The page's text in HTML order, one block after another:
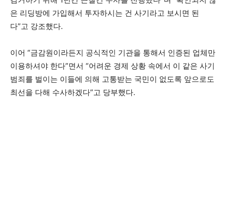
은 리딩방에 가입해서 투자하시는 건 사기라고 보시면 된
다”고 강조했다.
이어 “금감원이라든지 공식적인 기관을 통해서 인증된 업체만
이용하셔야 한다”면서 “어려운 경제 상황 속에서 이 같은 사기
범죄를 벌이는 이들에 의해 고통받는 국민이 없도록 앞으로도
최선을 다해 수사하겠다”고 당부했다.